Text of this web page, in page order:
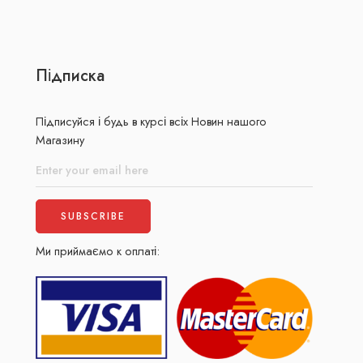
Підписка
Підписуйся і будь в курсі всіх Новин нашого
Магазину
Ми приймаємо к оплаті: